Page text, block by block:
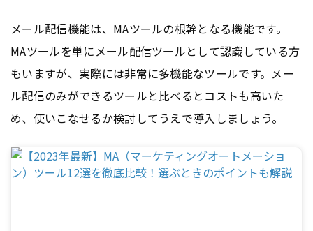
メール配信機能は、MAツールの根幹となる機能です。
MAツールを単にメール配信ツールとして認識している方
もいますが、実際には非常に多機能なツールです。メー
ル配信のみができるツールと比べるとコストも高いた
め、使いこなせるか検討してうえで導入しましょう。